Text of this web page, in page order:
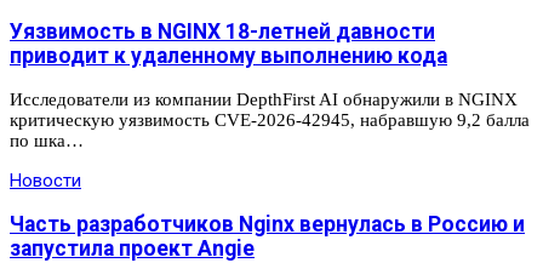
Уязвимость в NGINX 18-летней давности
приводит к удаленному выполнению кода
Исследователи из компании DepthFirst AI обнаружили в NGINX
критическую уязвимость CVE-2026-42945, набравшую 9,2 балла
по шка…
Новости
Часть разработчиков Nginx вернулась в Россию и
запустила проект Angie